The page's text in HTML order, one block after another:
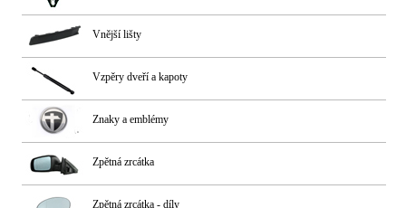
Vnější lišty
Vzpěry dveří a kapoty
Znaky a emblémy
Zpětná zrcátka
Zpětná zrcátka - díly